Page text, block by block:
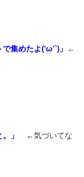
集めたよ(‘ω’`)」
←
。」
←気づいてな